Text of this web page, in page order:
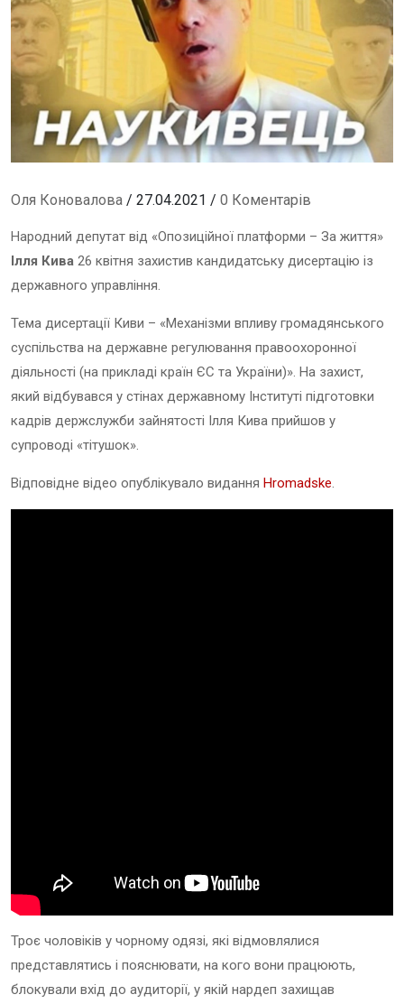
Оля Коновалова / 27.04.2021 / 0 Коментарів
Народний депутат від «Опозиційної платформи – За життя»
Ілля Кива 26 квітня захистив кандидатську дисертацію із
державного управління.
Тема дисертації Киви – «Механізми впливу громадянського
суспільства на державне регулювання правоохоронної
діяльності (на прикладі країн ЄС та України)». На захист,
який відбувався у стінах державному Інституті підготовки
кадрів держслужби зайнятості Ілля Кива прийшов у
супроводі «тітушок».
Відповідне відео опублікувало видання Hromadske.
Троє чоловіків у чорному одязі, які відмовлялися
представлятись і пояснювати, на кого вони працюють,
блокували вхід до аудиторії, у якій нардеп захищав